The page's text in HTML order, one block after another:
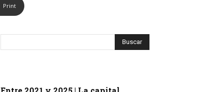
Print